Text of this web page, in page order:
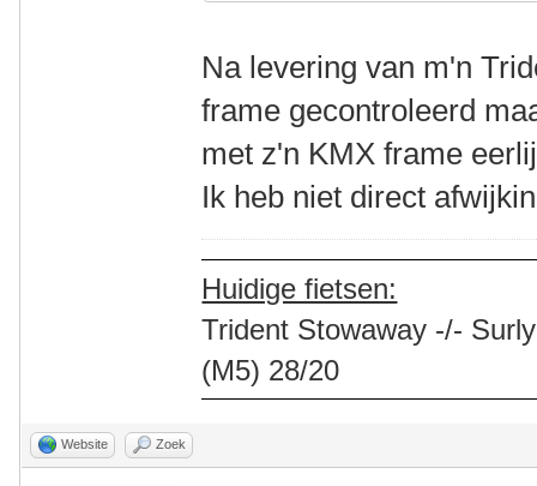
Na levering van m'n
frame gecontroleerd
met z'n KMX frame
Ik heb niet direct
Huidige fietsen:
Trident Stowaway -/-
(M5) 28/20
Website Zoek